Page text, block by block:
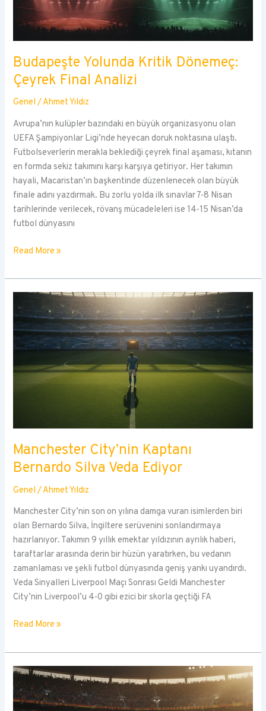
Budapeşte Yolunda Kritik Dönemeç:
Çeyrek Final Analizi
Genel /Ahmet Yıldız
Avrupa’nın kulüpler bazındaki en büyük organizasyonu olan
UEFA Şampiyonlar Ligi’nde heyecan doruk noktasına ulaştı.
Futbolseverlerin merakla beklediği çeyrek final aşaması, kıtanın
en formda sekiz takımını karşı karşıya getiriyor. Her takımın
hayali, Macaristan’ın başkentinde düzenlenecek olan büyük
finale adını yazdırmak. Bu zorlu yolda ilk sınavlar 7-8 Nisan
tarihlerinde verilecek, rövanş mücadeleleri ise 14-15 Nisan’da
futbol dünyasını
Budapeşte
Kritik
Dönemeç:
Çeyrek
Final
Analizi
Read More »
Manchester City’nin Kaptanı
Bernardo Silva Veda Ediyor
Genel /Ahmet Yıldız
Manchester City’nin son on yılına damga vuran isimlerden biri
olan Bernardo Silva, İngiltere serüvenini sonlandırmaya
hazırlanıyor. Takımın 9 yıllık emektar yıldızının ayrılık haberi,
taraftarlar arasında derin bir hüzün yaratırken, bu vedanın
zamanlaması ve şekli futbol dünyasında geniş yankı uyandırdı.
Veda Sinyalleri Liverpool Maçı Sonrası Geldi Manchester
City’nin Liverpool’u 4-0 gibi ezici bir skorla geçtiği FA
Manchester
Kaptanı
Bernardo
Silva
Veda
Read More »